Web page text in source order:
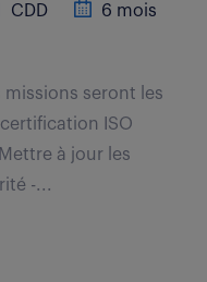
CDD
6 mois
missions seront les
ISO
à jour les
-...